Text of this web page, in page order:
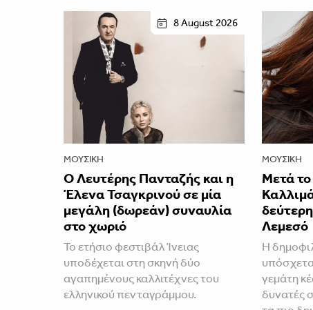
8 August 2026
ΜΟΥΣΙΚΉ
Ο Λευτέρης Πανταζής και η
Έλενα Τσαγκρινού σε μία
μεγάλη (δωρεάν) συναυλία
στο χωριό
Το ετήσιο φεστιβάλ Ίνειας
υποδέχεται στη σκηνή δύο
αγαπημένους καλλιτέχνες του
ελληνικού πενταγράμμου.
ΜΟΥΣΙΚΉ
Μετά
Λεμεσό
H
γεμάτη
δυνατές